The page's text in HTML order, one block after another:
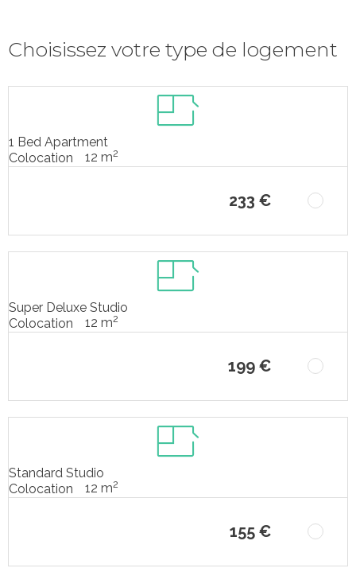
Choisissez votre type de logement
1 Bed Apartment
Colocation
12 m2
233 €
Super Deluxe Studio
Colocation
12 m2
199 €
Standard Studio
Colocation
12 m2
155 €